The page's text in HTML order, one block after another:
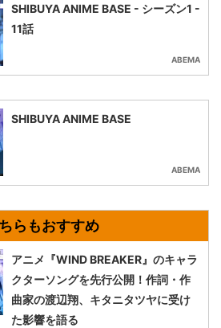
SHIBUYA ANIME BASE - シーズン1 -
11話
ABEMA
SHIBUYA ANIME BASE
ABEMA
アニメ『WIND BREAKER』のキャラ
クターソングを先行公開！作詞・作
曲家の渡辺翔、キタニタツヤに受け
た影響を語る